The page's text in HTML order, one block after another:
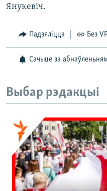
Янукевіч.
Падзяліцца Без
Сачыце за
Выбар рэдакцыі